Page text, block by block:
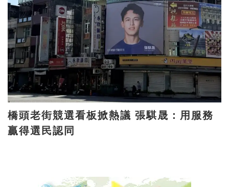
橋頭老街競選看板掀熱議 張騏晟：用服務
贏得選民認同